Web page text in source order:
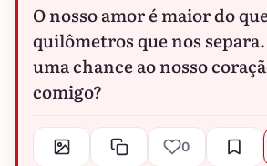
O nosso amor é maior do
quilômetros que nos
uma chance ao nosso
comigo?
0